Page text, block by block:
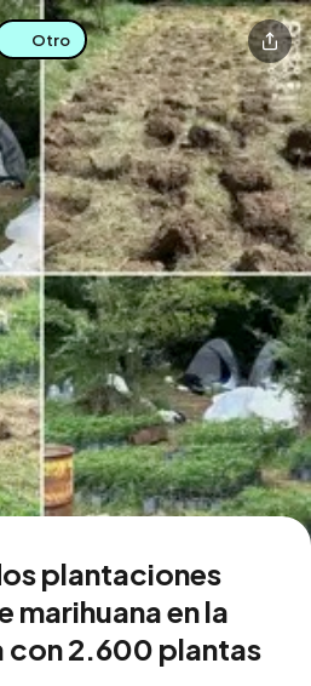
en esta zona
Otro
plantaciones
marihuana en la
con 2.600 plantas